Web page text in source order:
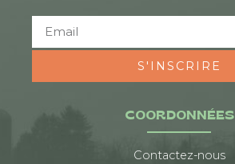
COORDONNÉES
Contactez-nous
S'INSCRIRE